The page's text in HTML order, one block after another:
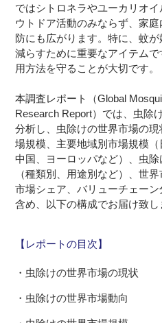
ではシトロネラやユーカリオ
ウトドア活動のみならず、家
防にも広がります。特に、蚊
減らすために重要なアイテム
用方法を守ることが大切です。
本調査レポート（Global
Research Report）では、虫除
分析し、虫除けの世界市場の
場規模、主要地域別市場規模（
中国、ヨーロッパなど）、虫
（種類別、用途別など）、世
市場シェア、バリューチェー
含め、以下の構成でお届け致し
【レポートの目次】
・虫除けの世界市場の現状
・虫除けの世界市場動向